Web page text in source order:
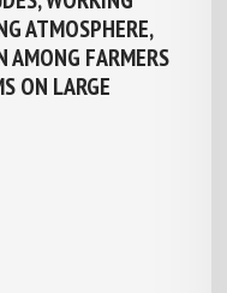
ATMOSPHERE,
FARMERS
ON LARGE